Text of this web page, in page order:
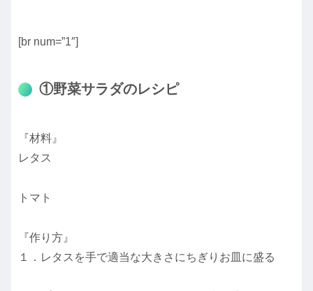
[br num=”1″]
①野菜サラダのレシピ
『材料』
レタス
トマト
『作り方』
１．レタスを手で適当な大きさにちぎりお皿に盛る